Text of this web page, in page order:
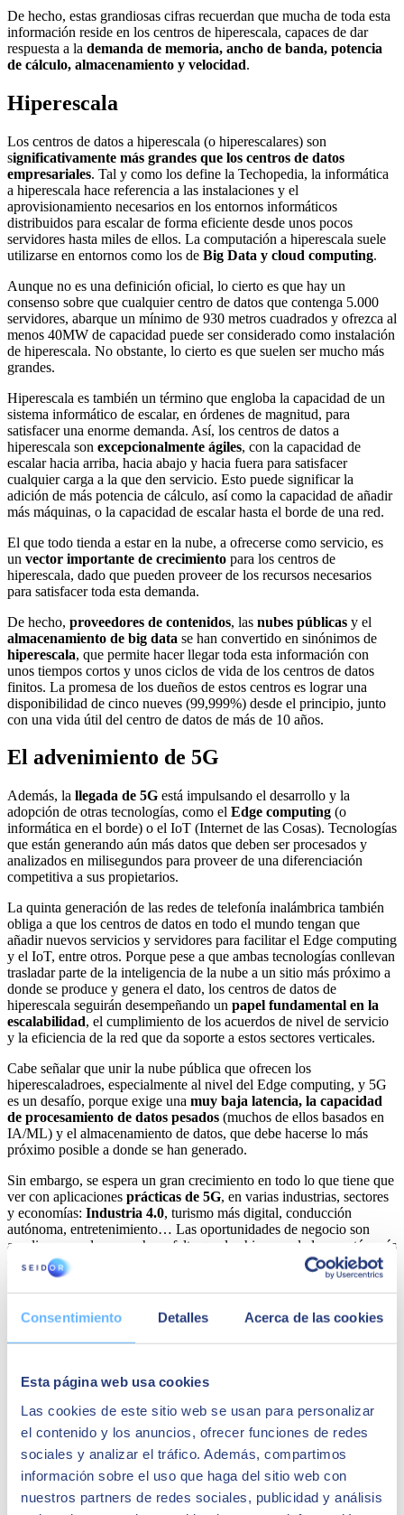
Consentimiento Detalles Acerca de las cookies
Esta página web usa cookies
Las cookies de este sitio web se usan para personalizar
el contenido y los anuncios, ofrecer funciones de redes
sociales y analizar el tráfico. Además, compartimos
información sobre el uso que haga del sitio web con
nuestros partners de redes sociales, publicidad y análisis
De hecho, estas grandiosas cifras recuerdan que mucha de toda esta
información reside en los centros de hiperescala, capaces de dar
respuesta a la demanda de memoria, ancho de banda, potencia
de cálculo, almacenamiento y velocidad.
Hiperescala
Los centros de datos a hiperescala (o hiperescalares) son
significativamente más grandes que los centros de datos
empresariales. Tal y como los define la Techopedia, la informática
a hiperescala hace referencia a las instalaciones y el
aprovisionamiento necesarios en los entornos informáticos
distribuidos para escalar de forma eficiente desde unos pocos
servidores hasta miles de ellos. La computación a hiperescala suele
utilizarse en entornos como los de Big Data y cloud computing.
Aunque no es una definición oficial, lo cierto es que hay un
consenso sobre que cualquier centro de datos que contenga 5.000
servidores, abarque un mínimo de 930 metros cuadrados y ofrezca al
menos 40MW de capacidad puede ser considerado como instalación
de hiperescala. No obstante, lo cierto es que suelen ser mucho más
grandes.
Hiperescala es también un término que engloba la capacidad de un
sistema informático de escalar, en órdenes de magnitud, para
satisfacer una enorme demanda. Así, los centros de datos a
hiperescala son excepcionalmente ágiles, con la capacidad de
escalar hacia arriba, hacia abajo y hacia fuera para satisfacer
cualquier carga a la que den servicio. Esto puede significar la
adición de más potencia de cálculo, así como la capacidad de añadir
más máquinas, o la capacidad de escalar hasta el borde de una red.
El que todo tienda a estar en la nube, a ofrecerse como servicio, es
un vector importante de crecimiento para los centros de
hiperescala, dado que pueden proveer de los recursos necesarios
para satisfacer toda esta demanda.
De hecho, proveedores de contenidos, las nubes públicas y el
almacenamiento de big data se han convertido en sinónimos de
hiperescala, que permite hacer llegar toda esta información con
unos tiempos cortos y unos ciclos de vida de los centros de datos
finitos. La promesa de los dueños de estos centros es lograr una
disponibilidad de cinco nueves (99,999%) desde el principio, junto
con una vida útil del centro de datos de más de 10 años.
El advenimiento de 5G
Además, la llegada de 5G está impulsando el desarrollo y la
adopción de otras tecnologías, como el Edge computing (o
informática en el borde) o el IoT (Internet de las Cosas). Tecnologías
que están generando aún más datos que deben ser procesados y
analizados en milisegundos para proveer de una diferenciación
competitiva a sus propietarios.
La quinta generación de las redes de telefonía inalámbrica también
obliga a que los centros de datos en todo el mundo tengan que
añadir nuevos servicios y servidores para facilitar el Edge computing
y el IoT, entre otros. Porque pese a que ambas tecnologías conllevan
trasladar parte de la inteligencia de la nube a un sitio más próximo a
donde se produce y genera el dato, los centros de datos de
hiperescala seguirán desempeñando un papel fundamental en la
escalabilidad, el cumplimiento de los acuerdos de nivel de servicio
y la eficiencia de la red que da soporte a estos sectores verticales.
Cabe señalar que unir la nube pública que ofrecen los
hiperescaladroes, especialmente al nivel del Edge computing, y 5G
es un desafío, porque exige una muy baja latencia, la capacidad
de procesamiento de datos pesados (muchos de ellos basados en
IA/ML) y el almacenamiento de datos, que debe hacerse lo más
próximo posible a donde se han generado.
Sin embargo, se espera un gran crecimiento en todo lo que tiene que
ver con aplicaciones prácticas de 5G, en varias industrias, sectores
y economías: Industria 4.0, turismo más digital, conducción
autónoma, entretenimiento… Las oportunidades de negocio son
amplias, pero de nuevo hace falta que los hiperescaladores estén más
que preparados para tener la infraestructura de TI preparada para dar
soporte a 5G.
Share
Autor
SEIDOR
SEIDORes una consultora tecnológica que ofrece un portafolio
integral de soluciones y servicios que cubren los ámbitos de
Inteligencia Artificial, Edge, Customer Experience, Employee
Experience, ERP, Data, Application Modernization, Cloud,
Conectividad y Ciberseguridad. Con una facturación de 894